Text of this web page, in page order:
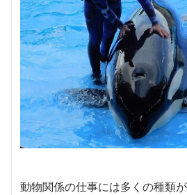
動物関係の仕事には多くの種類